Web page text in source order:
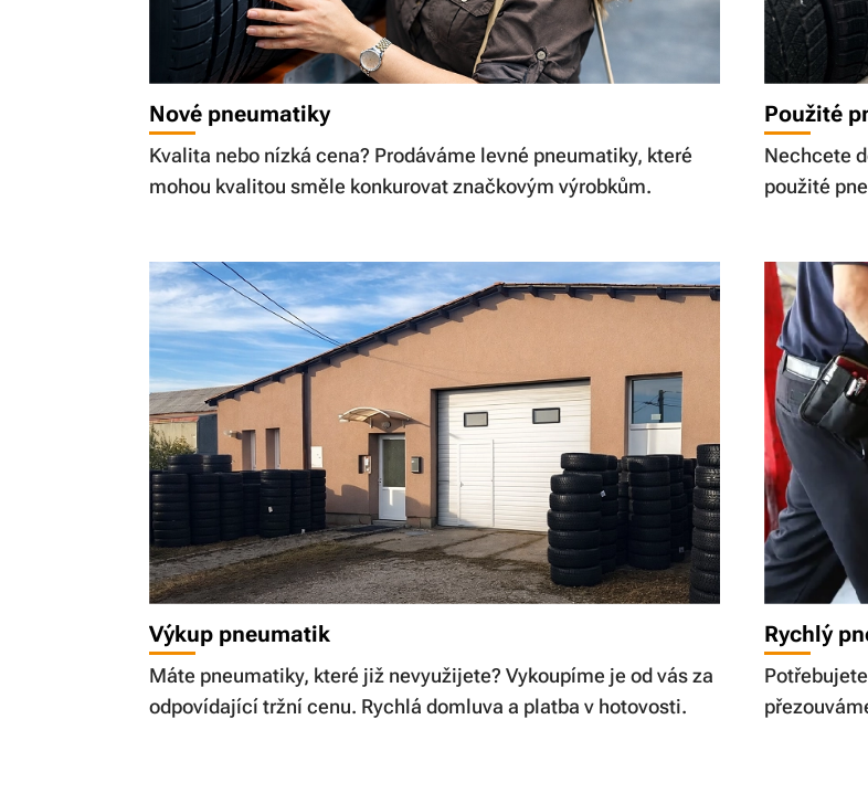
Nové pneumatiky
Kvalita nebo nízká cena? Prodáváme levné pneumatiky, které
mohou kvalitou směle konkurovat značkovým výrobkům.
Použité
Nechcete
použité
Výkup pneumatik
Máte pneumatiky, které již nevyužijete? Vykoupíme je od vás za
odpovídající tržní cenu. Rychlá domluva a platba v hotovosti.
Rychlý